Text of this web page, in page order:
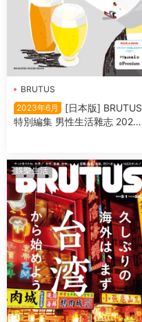
BRUTUS
2023年6月
[日本版] BRUTUS
特別編集 男性生活雜志 2022
娛樂生活